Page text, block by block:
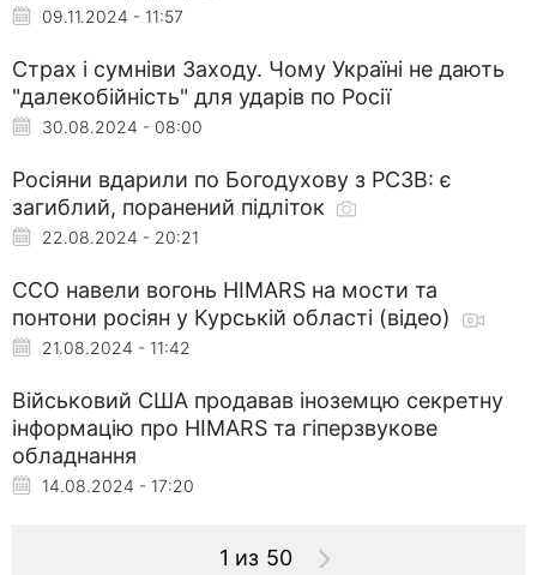
09.11.2024 - 11:57
Страх і сумніви Заходу. Чому Україні не дають
"далекобійність" для ударів по Росії
30.08.2024 - 08:00
Росіяни вдарили по Богодухову з РСЗВ: є
загиблий, поранений підліток
22.08.2024 - 20:21
ССО навели вогонь HIMARS на мости та
понтони росіян у Курській області (відео)
21.08.2024 - 11:42
Військовий США продавав іноземцю секретну
інформацію про HIMARS та гіперзвукове
обладнання
14.08.2024 - 17:20
1 из 50